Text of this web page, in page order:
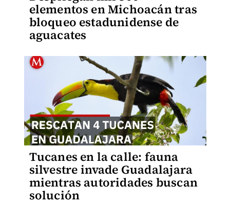
elementos en Michoacán tras
bloqueo estadunidense de
aguacates
Tucanes en la calle: fauna
silvestre invade Guadalajara
mientras autoridades buscan
solución